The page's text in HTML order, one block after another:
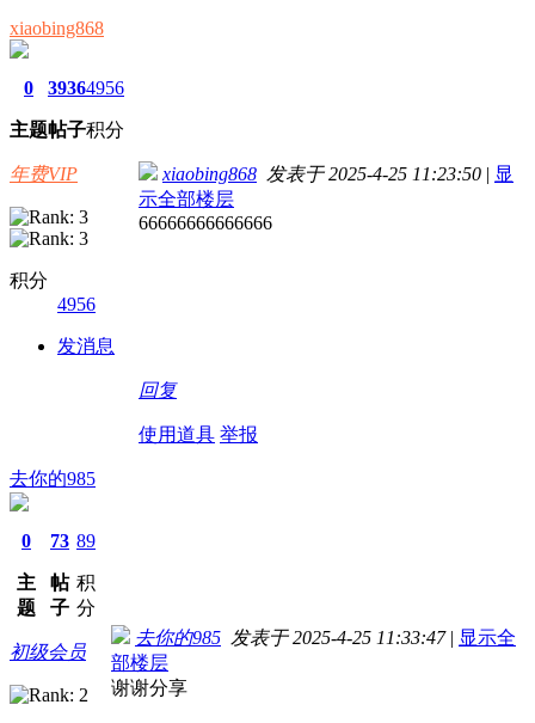
xiaobing868
0
主题
3936
帖子
4956
积分
年费VIP
积分
4956
发消息
xiaobing868 发表于 2025-4-25 11:23:50 | 显
示全部楼层
66666666666666
回复
使用道具 举报
去你的985
0
主
题
73
帖
子
89
积
分
初级会员
去你的985 发表于 2025-4-25 11:33:47 | 显示全
部楼层
谢谢分享